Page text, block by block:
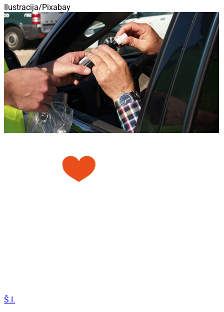
Ilustracija/Pixabay
Š.I.